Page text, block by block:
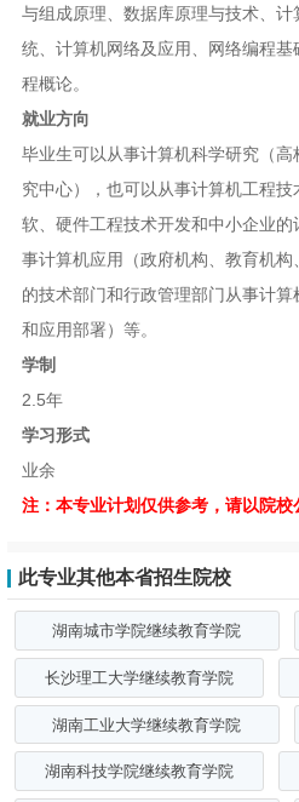
与组成原理、数据库原理与技术、
统、计算机网络及应用、网络编程
程概论。
就业方向
毕业生可以从事计算机科学研究（
究中心），也可以从事计算机工程
软、硬件工程技术开发和中小企业
事计算机应用（政府机构、教育机
的技术部门和行政管理部门从事计
和应用部署）等。
学制
2.5年
学习形式
业余
注：本专业计划仅供参考，请以院校
此专业其他本省招生院校
湖南城市学院继续教育学院
长沙理工大学继续教育学院
湖南工业大学继续教育学院
湖南科技学院继续教育学院